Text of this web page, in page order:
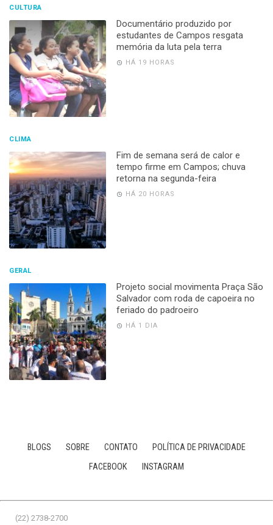
CULTURA
Documentário produzido por
estudantes de Campos resgata
memória da luta pela terra
HÁ 19 HORAS
CLIMA
Fim de semana será de calor e
tempo firme em Campos; chuva
retorna na segunda-feira
HÁ 20 HORAS
GERAL
Projeto social movimenta Praça São
Salvador com roda de capoeira no
feriado do padroeiro
HÁ 1 DIA
BLOGS SOBRE CONTATO
POLÍTICA DE PRIVACIDADE
FACEBOOK
INSTAGRAM
(22) 2738-2700